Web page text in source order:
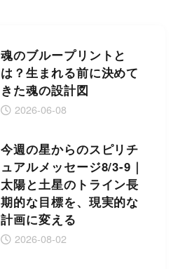
魂のブループリントと
は？生まれる前に決めて
きた魂の設計図
2026-06-08
今週の星からのスピリチ
ュアルメッセージ8/3-9｜
太陽と土星のトライン長
期的な目標を、現実的な
計画に変える
2026-08-02